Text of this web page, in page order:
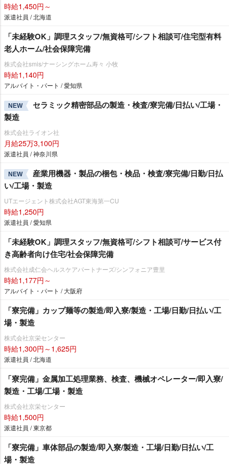
時給1,450円～
派遣社員 / 北海道
「未経験OK」調理スタッフ/無資格可/シフト相談可/住宅型有料
老人ホーム/社会保障完備
株式会社smis/ナーシングホーム寿々 小牧
時給1,140円
アルバイト・パート / 愛知県
NEW
セラミック精密部品の製造・検査/寮完備/日払い/工場・
製造
株式会社ライオン社
月給25万3,100円
派遣社員 / 神奈川県
NEW
産業用機器・製品の梱包・検品・検査/寮完備/日勤/日払
い/工場・製造
UTエージェント株式会社AGT東海第一CU
時給1,250円
派遣社員 / 愛知県
「未経験OK」調理スタッフ/無資格可/シフト相談可/サービス付
き高齢者向け住宅/社会保障完備
株式会社成仁会ヘルスケアパートナーズ/シンフォニア豊里
時給1,177円～
アルバイト・パート / 大阪府
「寮完備」カップ麺等の製造/即入寮/製造・工場/日勤/日払い/工
場・製造
株式会社京栄センター
時給1,300円～1,625円
派遣社員 / 北海道
「寮完備」金属加工処理業務、検査、機械オペレーター/即入寮/
製造・工場/工場・製造
株式会社京栄センター
時給1,500円
派遣社員 / 東京都
「寮完備」車体部品の製造/即入寮/製造・工場/日勤/日払い/工
場・製造